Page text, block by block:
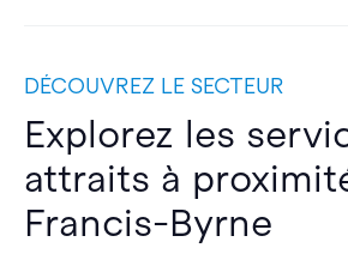
DÉCOUVREZ LE SECTEUR
Explorez les
attraits à
Francis-Byrne